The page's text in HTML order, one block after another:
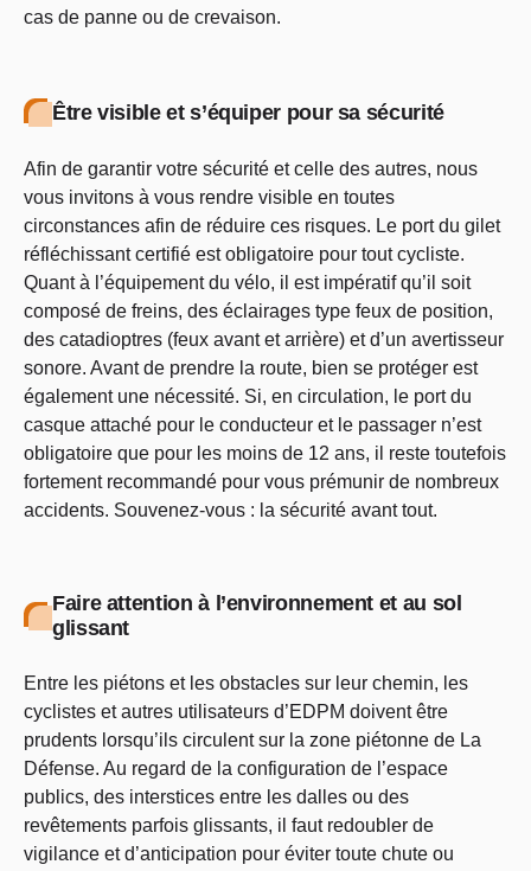
cas de panne ou de crevaison.
Être visible et s’équiper pour sa sécurité
Afin de garantir votre sécurité et celle des autres, nous
vous invitons à vous rendre visible en toutes
circonstances afin de réduire ces risques. Le port du gilet
réfléchissant certifié est obligatoire pour tout cycliste.
Quant à l’équipement du vélo, il est impératif qu’il soit
composé de freins, des éclairages type feux de position,
des catadioptres (feux avant et arrière) et d’un avertisseur
sonore. Avant de prendre la route, bien se protéger est
également une nécessité. Si, en circulation, le port du
casque attaché pour le conducteur et le passager n’est
obligatoire que pour les moins de 12 ans, il reste toutefois
fortement recommandé pour vous prémunir de nombreux
accidents. Souvenez-vous : la sécurité avant tout.
Faire attention à l’environnement et au sol
glissant
Entre les piétons et les obstacles sur leur chemin, les
cyclistes et autres utilisateurs d’EDPM doivent être
prudents lorsqu’ils circulent sur la zone piétonne de La
Défense. Au regard de la configuration de l’espace
publics, des interstices entre les dalles ou des
revêtements parfois glissants, il faut redoubler de
vigilance et d’anticipation pour éviter toute chute ou